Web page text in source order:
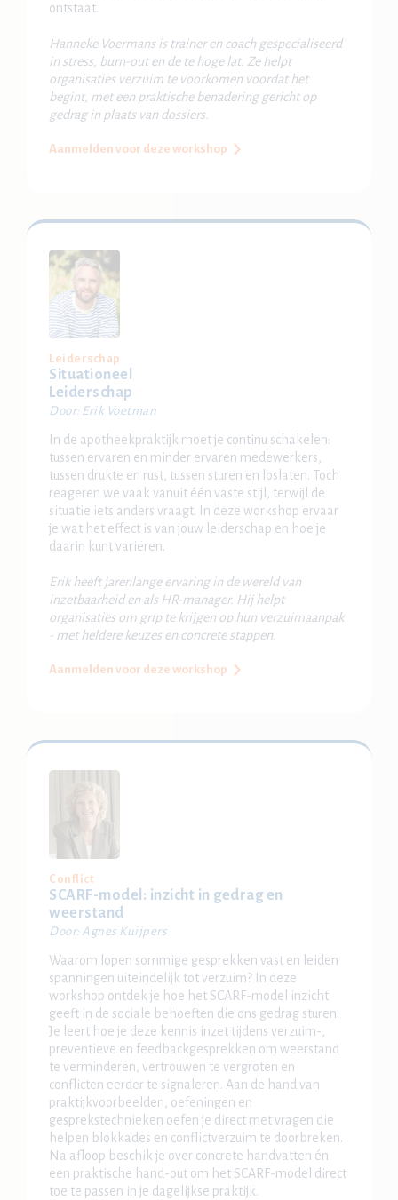
ontstaat.
Hanneke Voermans is trainer en coach gespecialiseerd
in stress, burn-out en de te hoge lat. Ze helpt
organisaties verzuim te voorkomen voordat het
begint, met een praktische benadering gericht op
gedrag in plaats van dossiers.
Aanmelden voor deze workshop
Leiderschap
Situationeel
Leiderschap
Door: Erik Voetman
In de apotheekpraktijk moet je continu schakelen:
tussen ervaren en minder ervaren medewerkers,
tussen drukte en rust, tussen sturen en loslaten. Toch
reageren we vaak vanuit één vaste stijl, terwijl de
situatie iets anders vraagt. In deze workshop ervaar
je wat het effect is van jouw leiderschap en hoe je
daarin kunt variëren.
Erik heeft jarenlange ervaring in de wereld van
inzetbaarheid en als HR-manager. Hij helpt
organisaties om grip te krijgen op hun verzuimaanpak
- met heldere keuzes en concrete stappen.
Aanmelden voor deze workshop
Conflict
SCARF-model: inzicht in gedrag en
weerstand
Door: Agnes Kuijpers
Waarom lopen sommige gesprekken vast en leiden
spanningen uiteindelijk tot verzuim? In deze
workshop ontdek je hoe het SCARF-model inzicht
geeft in de sociale behoeften die ons gedrag sturen.
Je leert hoe je deze kennis inzet tijdens verzuim-,
preventieve en feedbackgesprekken om weerstand
te verminderen, vertrouwen te vergroten en
conflicten eerder te signaleren. Aan de hand van
praktijkvoorbeelden, oefeningen en
gesprekstechnieken oefen je direct met vragen die
helpen blokkades en conflictverzuim te doorbreken.
Na afloop beschik je over concrete handvatten én
een praktische hand-out om het SCARF-model direct
toe te passen in je dagelijkse praktijk.